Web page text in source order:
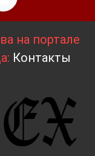
на портале
Контакты